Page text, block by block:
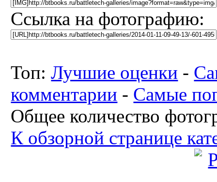
Ссылка на фотографию:
Топ:Лучшие оценки -
комментарии - Самые
Общее количество
К обзорной странице